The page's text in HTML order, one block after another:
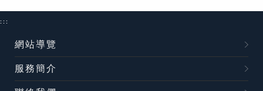
:::
網站導覽
服務簡介